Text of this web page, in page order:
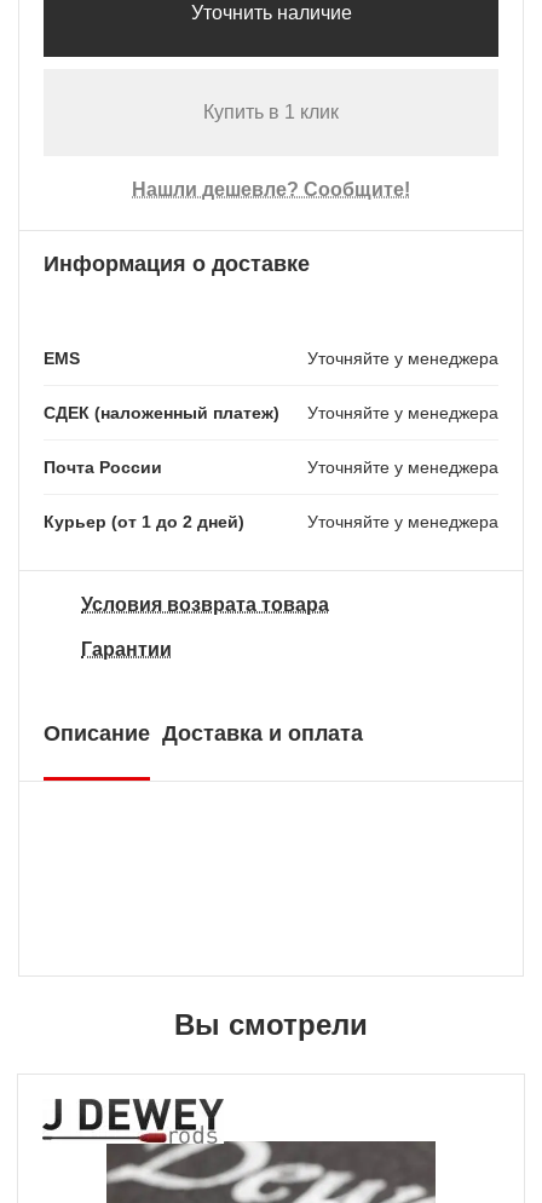
Уточнить наличие
Купить в 1 клик
Нашли дешевле? Сообщите!
Информация о доставке
EMS Уточняйте у менеджера
СДЕК (наложенный платеж) Уточняйте у менеджера
Почта России Уточняйте у менеджера
Курьер (от 1 до 2 дней) Уточняйте у менеджера
Условия возврата товара
Гарантии
Описание Доставка и оплата
Вы смотрели